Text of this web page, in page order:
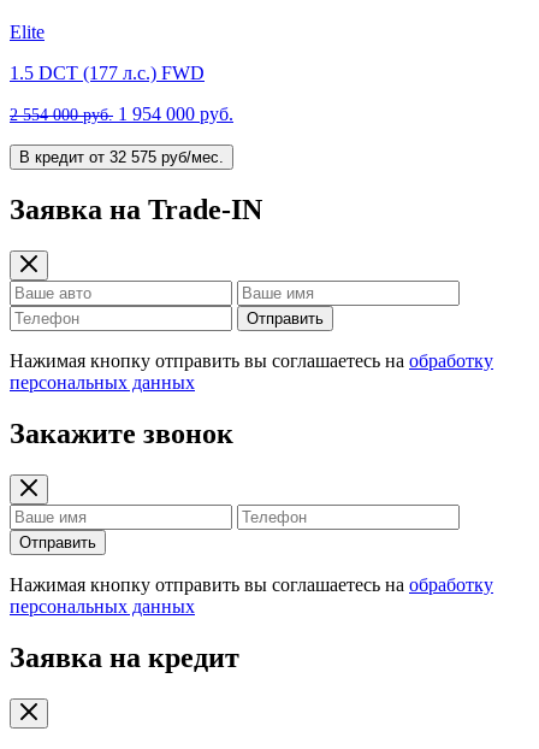
Elite
1.5 DCT (177 л.с.) FWD
2 554 000 руб. 1 954 000 руб.
В кредит от 32 575 руб/мес.
Заявка на Trade-IN
Отправить
Нажимая кнопку отправить вы соглашаетесь на обработку
персональных данных
Закажите звонок
Отправить
Нажимая кнопку отправить вы соглашаетесь на обработку
персональных данных
Заявка на кредит